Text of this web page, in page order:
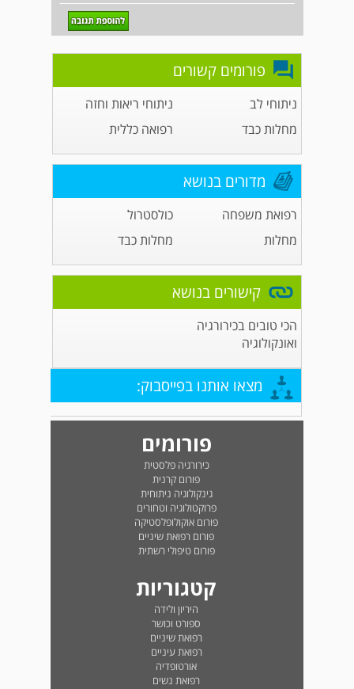
פורומים קשורים
ניתוחי לב
ניתוחי ריאות וחזה
מחלות כבד
רפואה כללית
מדורים בנושא
רפואת משפחה
כולסטרול
מחלות
מחלות כבד
קישורים בנושא
הכי טובים בכירורגיה
ואונקולוגיה
מצאו אותנו בפייסבוק:
פורומים
כירורגיה פלסטית
פורום קרנית
גינקולוגיה ניתוחית
פרוקטולוגיה וטחורים
פורום אוקולופלסטיקה
פורום רפואת שיניים
פורום טיפולי רשתית
קטגוריות
היריון ולידה
ספורט וכושר
רפואת שיניים
רפואת עיניים
אורטופדיה
רפואת נשים